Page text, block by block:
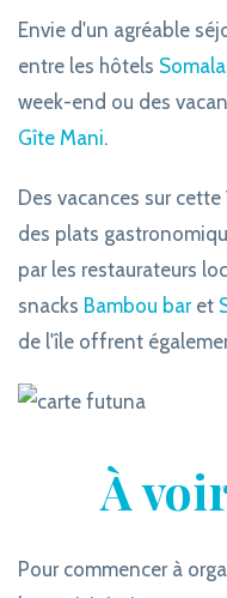
Envie d'un agréable
entre les hôtels
week-end ou des
Gîte Mani.
Des vacances sur
des plats
par les restaurateurs
snacks Bambou baret
de l'île offrent
À
Pour commencer à